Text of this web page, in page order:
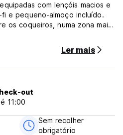
com lençóis macios e
e pequeno-almoço incluído.
os coqueiros, numa zona mais
sono rodeado pela natureza,
da praia do pôr do sol ou a
principal de Gili com
comodidades que a ilha tem
de comida dos
o nosso próprio bar no local,
serve cocktails clássicos e
vista do pôr do sol, aberto
Ler mais
out
11:00
Sem recolher
obrigatório